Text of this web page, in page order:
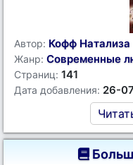
Автор: Кофф Натализа
Жанр: Современные
Страниц: 141
Дата добавления: 26-